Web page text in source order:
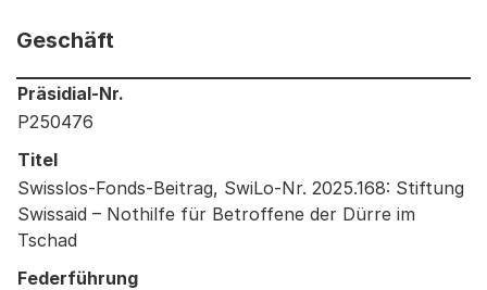
Geschäft
Informationen zum Ausgewählten Geschäft
Präsidial-Nr.
P250476
Titel
Swisslos-Fonds-Beitrag, SwiLo-Nr. 2025.168: Stiftung
Swissaid – Nothilfe für Betroffene der Dürre im
Tschad
Federführung